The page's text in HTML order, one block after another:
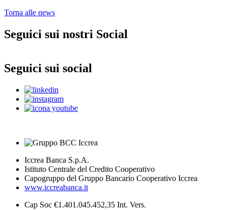
Torna alle news
Seguici sui nostri Social
Seguici sui social
Iccrea Banca S.p.A.
Istituto Centrale del Credito Cooperativo
Capogruppo del Gruppo Bancario Cooperativo Iccrea
www.iccreabanca.it
Cap Soc €1.401.045.452,35 Int. Vers.